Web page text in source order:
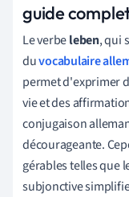
guide
Le verbeleben, qui
duvocabulaire
permet d'exprimer
vie et des
conjugaison
décourageante.
gérables telles que
subjonctive